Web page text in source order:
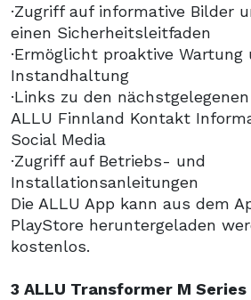
·Zugriff auf informative Bilder
einen Sicherheitsleitfaden
·Ermöglicht proaktive Wartung
Instandhaltung
·Links zu den
ALLU Finnland Kontakt
Social Media
·Zugriff auf Betriebs- und
Installationsanleitungen
Die ALLU App kann aus dem
PlayStore heruntergeladen
kostenlos.
3 ALLU Transformer M